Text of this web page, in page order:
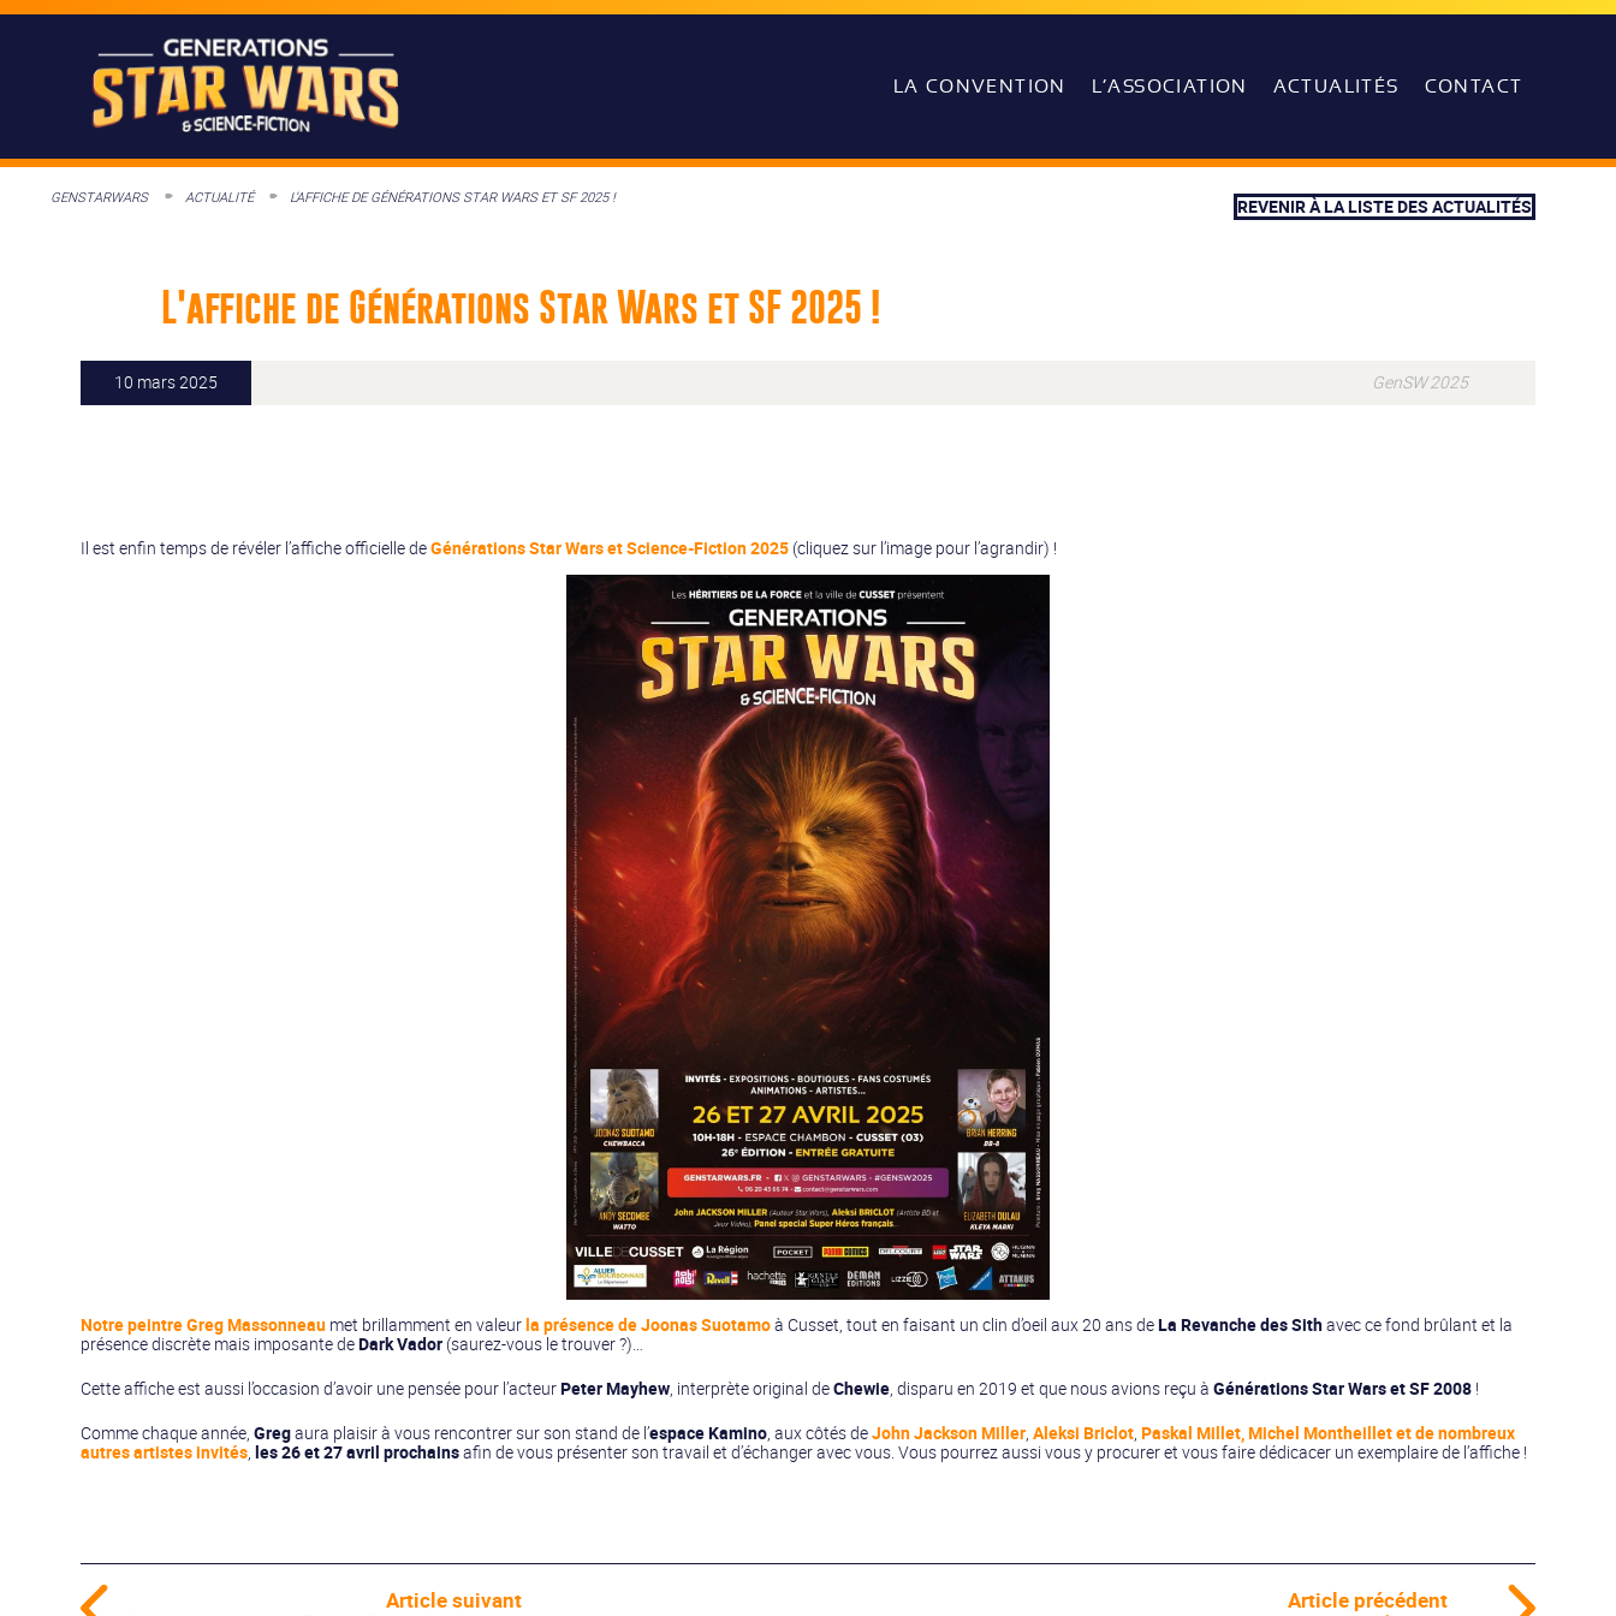
LA CONVENTION L’ASSOCIATION ACTUALITÉS CONTACT
GENSTARWARS ACTUALITÉ L’AFFICHE DE GÉNÉRATIONS STAR WARS ET SF 2025 !
L'affiche de Générations Star Wars et SF 2025 !
REVENIR À LA LISTE DES ACTUALITÉS
10 mars 2025 GenSW 2025
Il est enfin temps de révéler l’affiche officielle deGénérations Star Wars et Science-Fiction 2025 (cliquez sur l’image pour l’agrandir) !
Notre peintreGreg Massonneau met brillamment en valeurla présence de Joonas Suotamoà Cusset, tout en faisant un clin d’oeil aux 20 ans deLa Revanche des Sithavec ce fond brûlant et la
présence discrète mais imposante deDark Vador (saurez-vous le trouver ?)…
Cette affiche est aussi l’occasion d’avoir une pensée pour l’acteurPeter Mayhew, interprète original deChewie, disparu en 2019 et que nous avions reçu àGénérations Star Wars et SF 2008 !
Comme chaque année,Gregaura plaisir à vous rencontrer sur son stand de l’espace Kamino, aux côtés deJohn Jackson Miller,Aleksi Briclot,Paskal Millet, Michel Montheilletet de nombreux
autres artistes invités,les 26 et 27 avril prochainsafin de vous présenter son travail et d’échanger avec vous. Vous pourrez aussi vous y procurer et vous faire dédicacer un exemplaire de l’affiche !
Article suivant Article précédent